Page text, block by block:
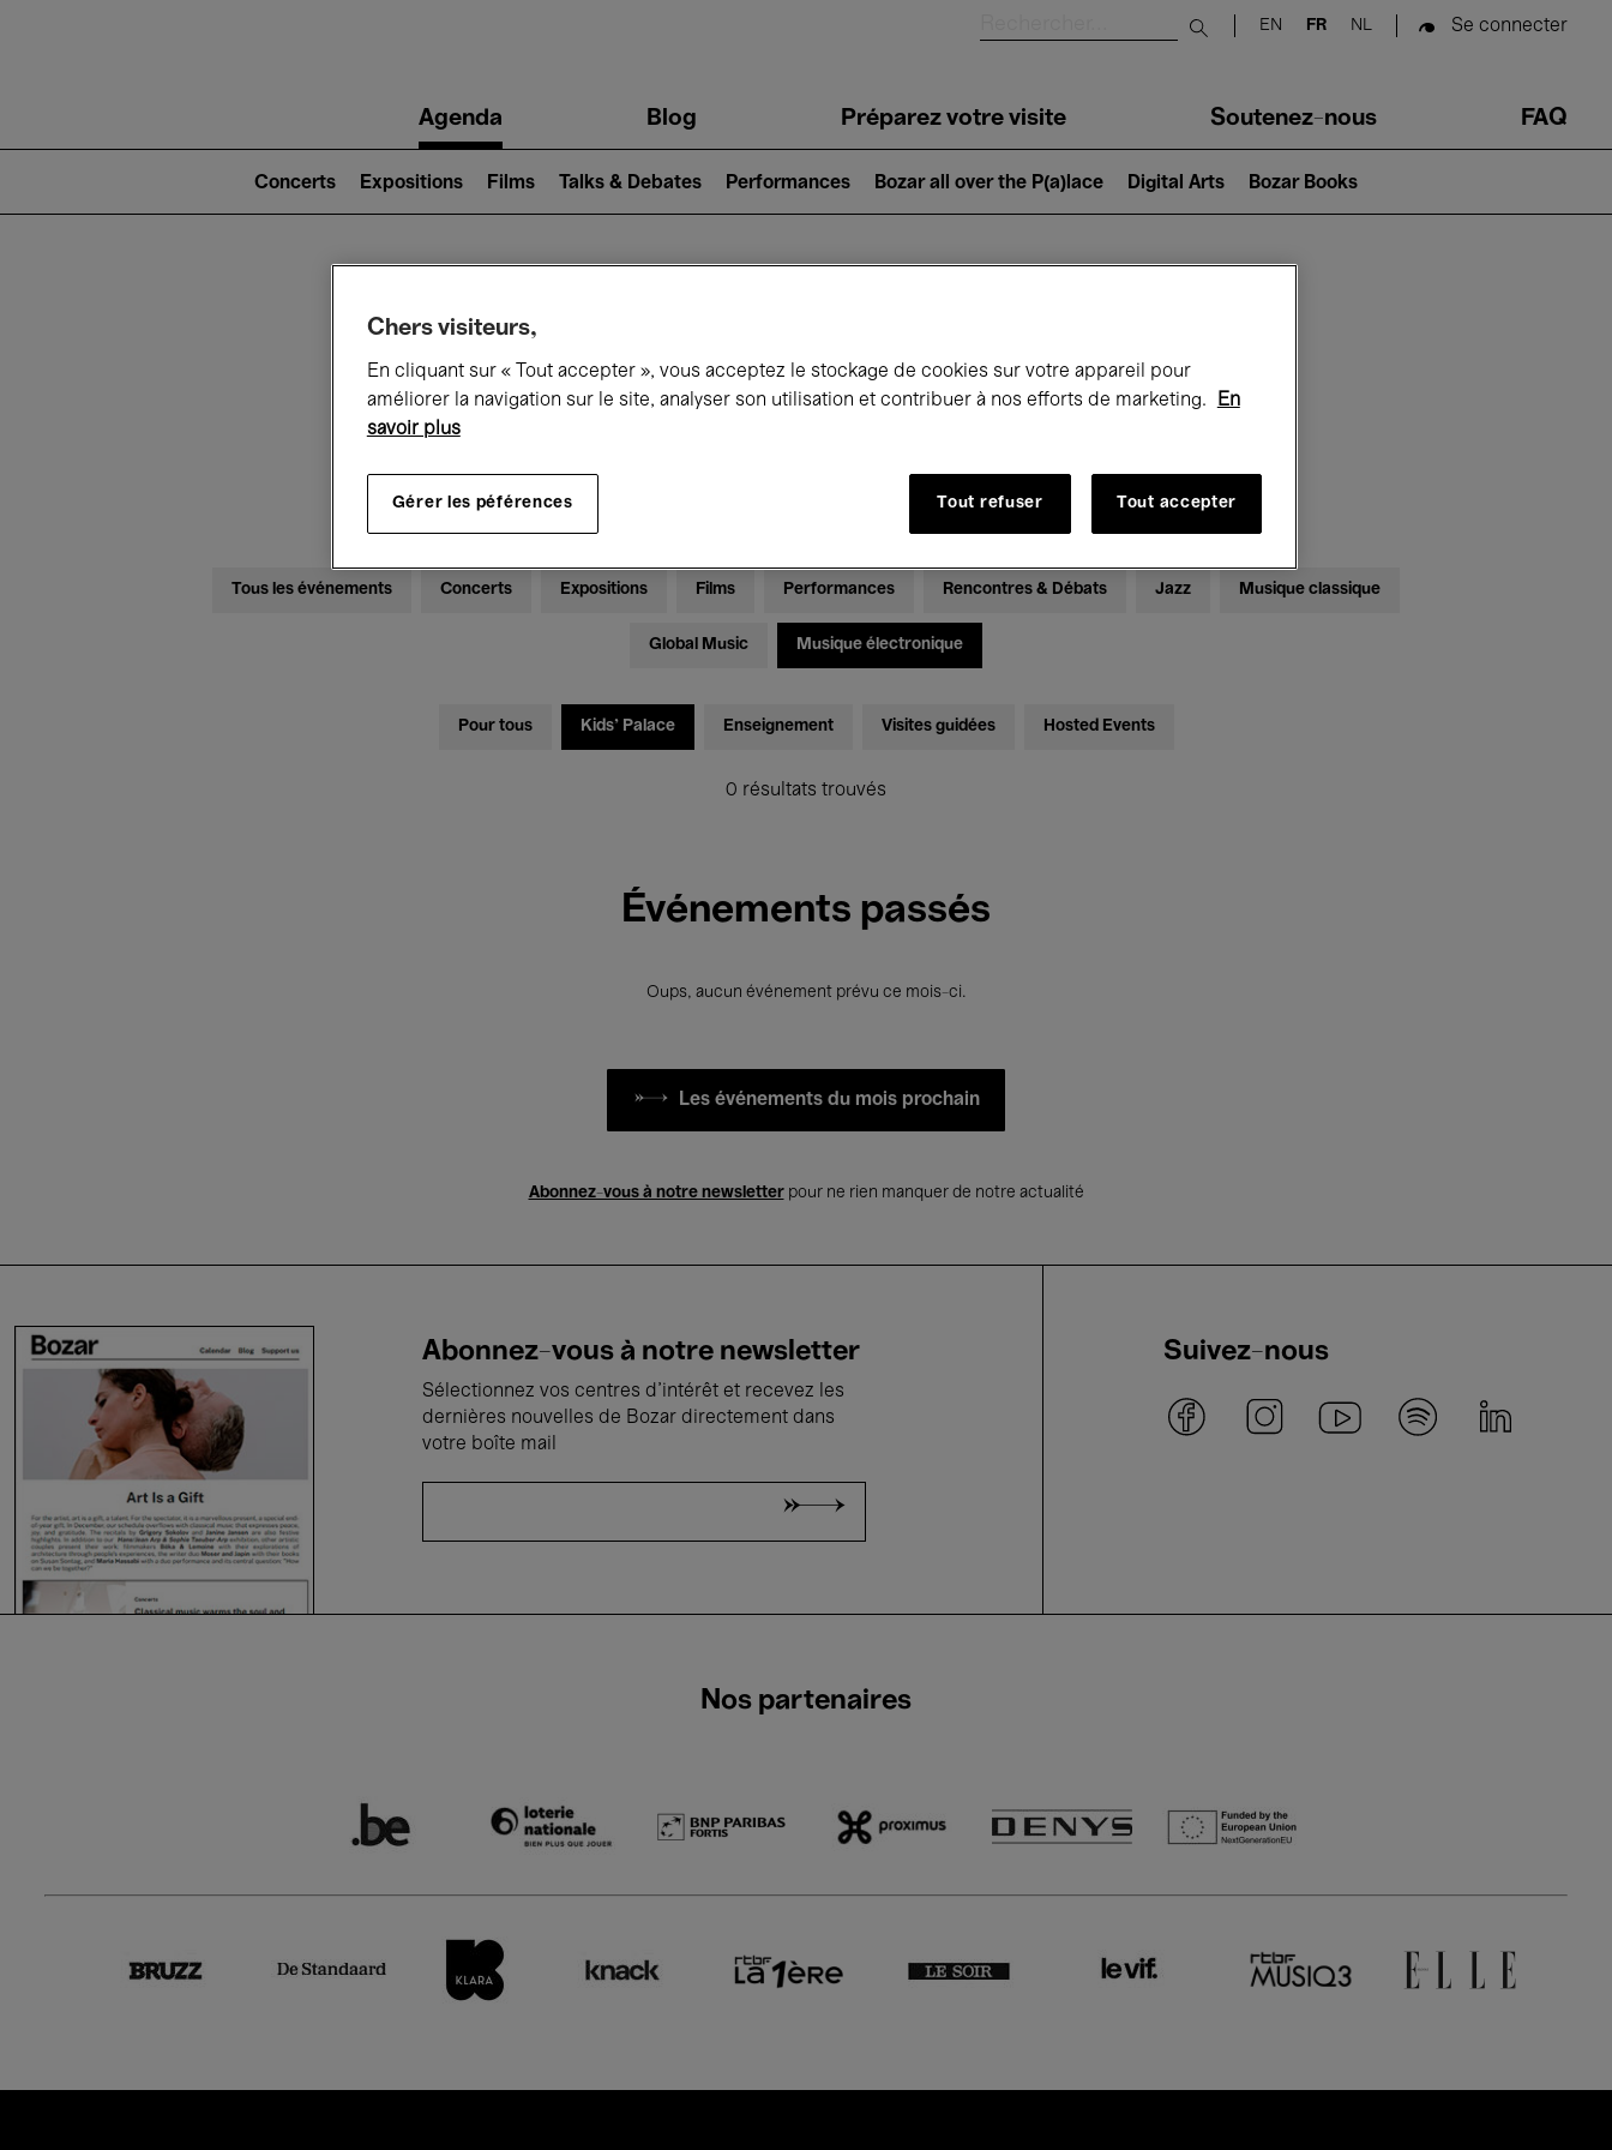
Submit search
EN FR NL Se connecter
navigationAgenda Blog Préparez votre visite Soutenez-nous FAQ
2)
Concerts Expositions Films Talks & Debates Performances Bozar all over the P(a)lace Digital Arts Bozar Books
Ce qui se passe à Bozar
Tous les événements Concerts Expositions Films Performances Rencontres & Débats Jazz Musique classique
Global Music Musique électronique
Pour tous Kids’ Palace Enseignement Visites guidées Hosted Events
0 résultats trouvés
Événements passés
Oups, aucun événement prévu ce mois-ci.
Les événements du mois prochain
Abonnez-vous à notre newsletterpour ne rien manquer de notre actualité
Abonnez-vous à notre newsletter
Sélectionnez vos centres d'intérêt et recevez les
dernières nouvelles de Bozar directement dans
votre boîte mail
Suivez-nous
Nos partenaires
Chers visiteurs,
En cliquant sur « Tout accepter », vous acceptez le stockage de cookies sur votre appareil pour
améliorer la navigation sur le site, analyser son utilisation et contribuer à nos efforts de marketing.
En
savoir plus
Gérer les péférences Tout refuser Tout accepter